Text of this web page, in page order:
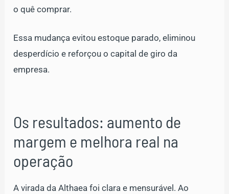
o quê comprar.
Essa mudança evitou estoque parado, eliminou
desperdício e reforçou o capital de giro da
empresa.
Os resultados: aumento de
margem e melhora real na
operação
A virada da Althaea foi clara e mensurável. Ao